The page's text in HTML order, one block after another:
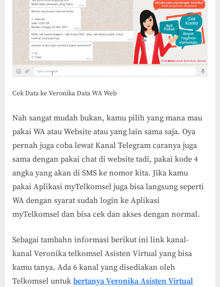
Cek Data ke Veronika Data WA Web
Nah sangat mudah bukan, kamu pilih yang mana mau
pakai WA atau Website atau yang lain sama saja. Oya
pernah juga coba lewat Kanal Telegram caranya juga
sama dengan pakai chat di website tadi, pakai kode 4
angka yang akan di SMS ke nomor kita. Jika kamu
pakai Aplikasi myTelkomsel juga bisa langsung seperti
WA dengan syarat sudah login ke Aplikasi
myTelkomsel dan bisa cek dan akses dengan normal.
Sebagai tambahn informasi berikut ini link kanal-
kanal Veronika telkomsel Asisten Virtual yang bisa
kamu tanya. Ada 6 kanal yang disediakan oleh
Telkomsel untuk bertanya Veronika Asisten Virtual